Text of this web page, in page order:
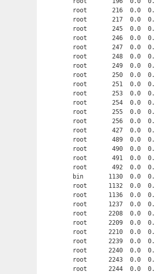
root       216  0.0
root       217  0.0
root       245  0.0
root       246  0.0
root       247  0.0
root       248  0.0
root       249  0.0
root       250  0.0
root       251  0.0
root       253  0.0
root       254  0.0
root       255  0.0
root       256  0.0
root       427  0.0
root       489  0.0
root       490  0.0
root       491  0.0
root       492  0.0
bin       1130  0.0
root      1132  0.0
root      1136  0.0
root      1237  0.0
root      2208  0.0
root      2209  0.0
root      2210  0.0
root      2239  0.0
root      2240  0.0
root      2243  0.0
root      2244  0.0